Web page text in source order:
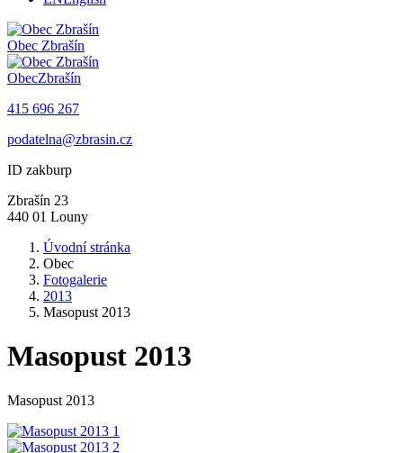
Obec Zbrašín
ObecZbrašín
415 696 267
podatelna@zbrasin.cz
ID zakburp
Zbrašín 23
440 01 Louny
Úvodní stránka
Obec
Fotogalerie
2013
Masopust 2013
Masopust 2013
Masopust 2013